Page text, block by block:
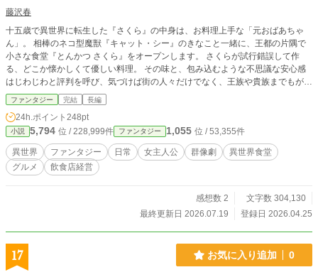
藤沢春
十五歳で異世界に転生した『さくら』の中身は、お料理上手な「元おばあちゃ
ん」。 相棒のネコ型魔獣『キャット・シー』のきなこと一緒に、王都の片隅で
小さな食堂『とんかつ さくら』をオープンします。 さくらが試行錯誤して作
る、どこか懐かしくて優しい料理。 その味と、包み込むような不思議な安心感
はじわじわと評判を呼び、気づけば街の人々だけでなく、王族や貴族までもがそ
の一皿を求めて集まるように……。 様々な人と出会い、触れ合う心。 地球で抱
いていた「小さな夢」を、異世界で大きな形に変えていく。 大好きなしっぽの
相棒と共に、みんなのお腹と心を満たす、異世界ほっこりキッチンライフ！
ファンタジー 完結 長編
24h.ポイント 248pt
小説 5,794 位 / 228,999件 ファンタジー 1,055 位 / 53,355件
異世界 ファンタジー 日常 女主人公 群像劇
異世界食堂
グルメ
飲食店経営
感想数 2
文字数 304,130
最終更新日 2026.07.19
登録日 2026.04.25
17 お気に入り追加 0